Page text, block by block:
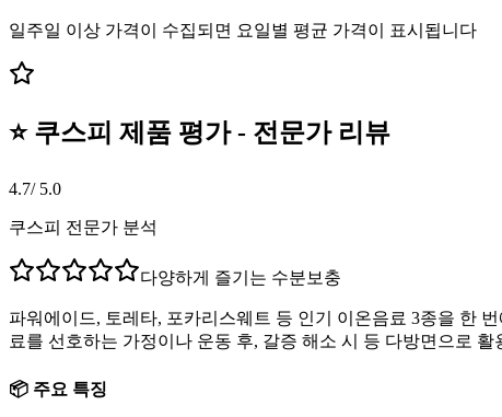
일주일 이상 가격이 수집되면 요일별 평균 가격이 표시됩니다
⭐ 쿠스피 제품 평가 - 전문가 리뷰
4.7/ 5.0
쿠스피 전문가 분석
다양하게 즐기는 수분보충
파워에이드, 토레타, 포카리스웨트 등 인기 이온음료 3종을 한
료를 선호하는 가정이나 운동 후, 갈증 해소 시 등 다방면으로
📦 주요 특징